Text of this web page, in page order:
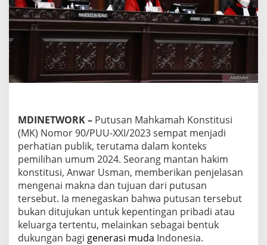
a
k
i
m
K
o
n
u
i
B
e
r
i
e
n
j
MDINETWORK– Putusan Mahkamah Konstitusi
(MK) Nomor 90/PUU-XXI/2023 sempat menjadi
perhatian publik, terutama dalam konteks
pemilihan umum 2024. Seorang mantan hakim
konstitusi, Anwar Usman, memberikan penjelasan
mengenai makna dan tujuan dari putusan
tersebut. Ia menegaskan bahwa putusan tersebut
bukan ditujukan untuk kepentingan pribadi atau
keluarga tertentu, melainkan sebagai bentuk
dukungan bagi generasi muda Indonesia.